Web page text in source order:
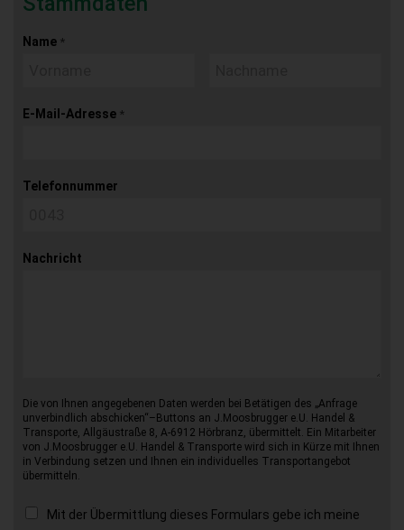
Name *
E-Mail-Adresse *
Telefonnummer
Nachricht
Die von Ihnen angegebenen Daten werden bei Betätigen des „Anfrage
unverbindlich abschicken“–Buttons an J.Moosbrugger e.U. Handel &
Transporte, Allgäustraße 8, A-6912 Hörbranz, übermittelt. Ein Mitarbeiter
von J.Moosbrugger e.U. Handel & Transporte wird sich in Kürze mit Ihnen
in Verbindung setzen und Ihnen ein individuelles Transportangebot
übermitteln.
Mit der Übermittlung dieses Formulars gebe ich meine